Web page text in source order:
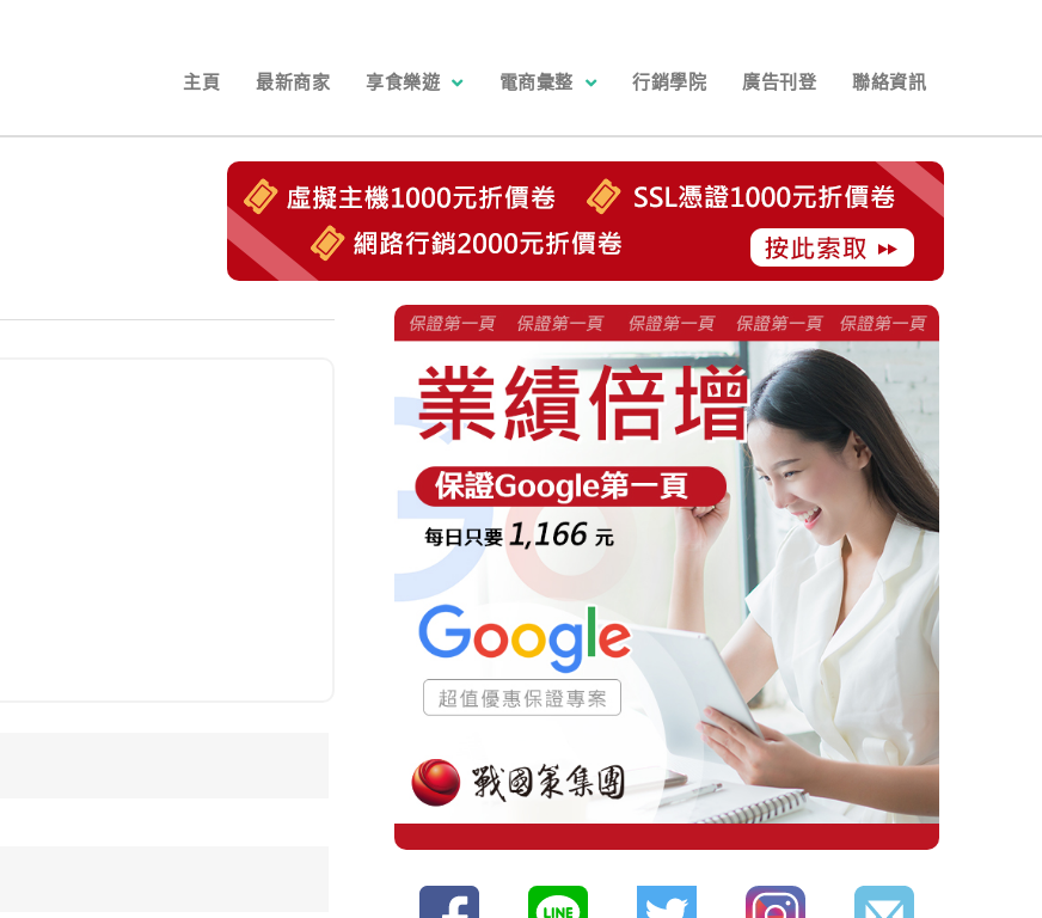
主頁 最新商家 享食樂遊 電商彙整 行銷學院 廣告刊登 聯絡資訊